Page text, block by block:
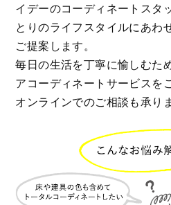
イデーのコーディネートスタ
とりのライフスタイルにあわ
ご提案します。
毎日の生活を丁寧に愉しむた
アコーディネートサービスを
オンラインでのご相談も承り